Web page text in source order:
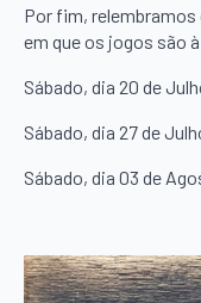
Por fim,
em que os jogos são
Sábado, dia 20 de
Sábado, dia 27 de
Sábado, dia 03 de